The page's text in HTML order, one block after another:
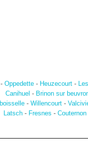
- Oppedette- Heuzecourt-
Canihuel - Brinon sur
boisselle- Willencourt-
Latsch - Fresnes - Couternon